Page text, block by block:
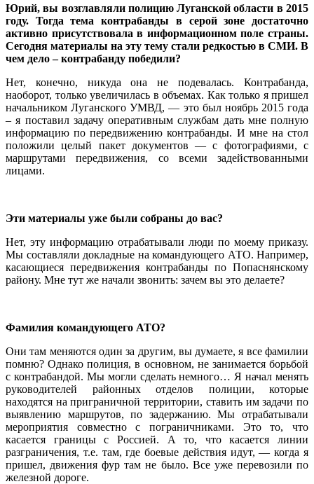
Юрий, вы возглавляли полицию Луганской области в 2015
году. Тогда тема контрабанды в серой зоне достаточно
активно присутствовала в информационном поле страны.
Сегодня материалы на эту тему стали редкостью в СМИ. В
чем дело – контрабанду победили?
Нет, конечно, никуда она не подевалась. Контрабанда,
наоборот, только увеличилась в объемах. Как только я пришел
начальником Луганского УМВД, — это был ноябрь 2015 года
– я поставил задачу оперативным службам дать мне полную
информацию по передвижению контрабанды. И мне на стол
положили целый пакет документов — с фотографиями, с
маршрутами передвижения, со всеми задействованными
лицами.
Эти материалы уже были собраны до вас?
Нет, эту информацию отрабатывали люди по моему приказу.
Мы составляли докладные на командующего АТО. Например,
касающиеся передвижения контрабанды по Попаснянскому
району. Мне тут же начали звонить: зачем вы это делаете?
Фамилия командующего АТО?
Они там меняются один за другим, вы думаете, я все фамилии
помню? Однако полиция, в основном, не занимается борьбой
с контрабандой. Мы могли сделать немного… Я начал менять
руководителей районных отделов полиции, которые
находятся на приграничной территории, ставить им задачи по
выявлению маршрутов, по задержанию. Мы отрабатывали
мероприятия совместно с пограничниками. Это то, что
касается границы с Россией. А то, что касается линии
разграничения, т.е. там, где боевые действия идут, — когда я
пришел, движения фур там не было. Все уже перевозили по
железной дороге.